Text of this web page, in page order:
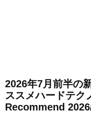
2026年7月前半の
ススメハードテク
Recommend